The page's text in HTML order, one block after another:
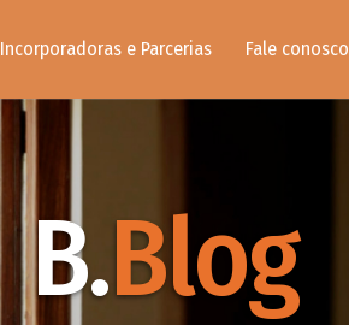
Incorporadoras e Parcerias Fale conosco
B.Blog